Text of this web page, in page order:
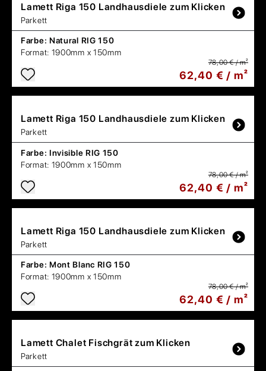
Lamett Riga 150 Landhausdiele zum Klicken
Parkett
Farbe: Natural RIG 150
Format: 1900mm x 150mm
78,00 € / m²
62,40 € / m²
Lamett Riga 150 Landhausdiele zum Klicken
Parkett
Farbe: Invisible RIG 150
Format: 1900mm x 150mm
78,00 € / m²
62,40 € / m²
Lamett Riga 150 Landhausdiele zum Klicken
Parkett
Farbe: Mont Blanc RIG 150
Format: 1900mm x 150mm
78,00 € / m²
62,40 € / m²
Lamett Chalet Fischgrät zum Klicken
Parkett